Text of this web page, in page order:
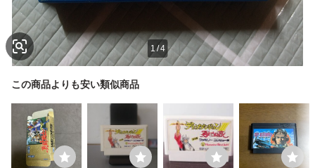
1/4
この商品よりも安い類似商品